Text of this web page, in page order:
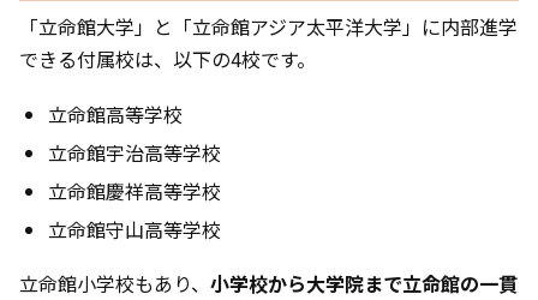
「立命館大学」と「立命館アジア太平洋大学」に内部進学
できる付属校は、以下の4校です。
立命館高等学校
立命館宇治高等学校
立命館慶祥高等学校
立命館守山高等学校
立命館小学校もあり、 小学校から大学院まで立命館の一貫